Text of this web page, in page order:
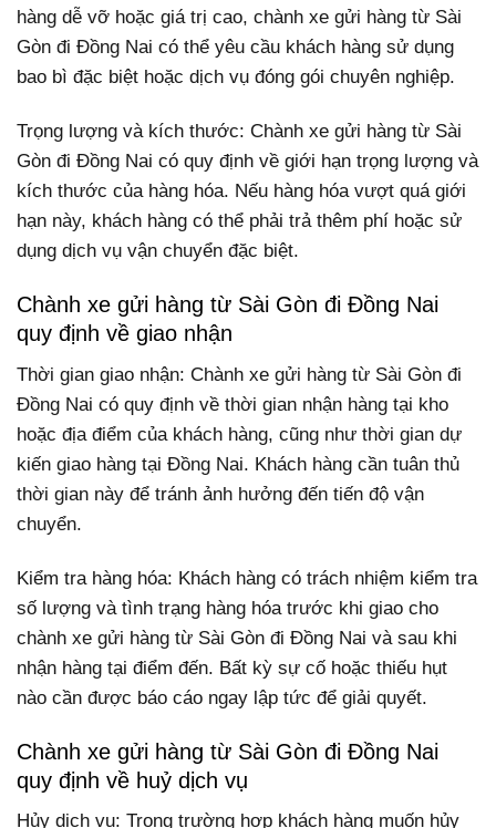
hàng dễ vỡ hoặc giá trị cao, chành xe gửi hàng từ Sài
Gòn đi Đồng Nai có thể yêu cầu khách hàng sử dụng
bao bì đặc biệt hoặc dịch vụ đóng gói chuyên nghiệp.
Trọng lượng và kích thước: Chành xe gửi hàng từ Sài
Gòn đi Đồng Nai có quy định về giới hạn trọng lượng và
kích thước của hàng hóa. Nếu hàng hóa vượt quá giới
hạn này, khách hàng có thể phải trả thêm phí hoặc sử
dụng dịch vụ vận chuyển đặc biệt.
Chành xe gửi hàng từ Sài Gòn đi Đồng Nai
quy định về giao nhận
Thời gian giao nhận: Chành xe gửi hàng từ Sài Gòn đi
Đồng Nai có quy định về thời gian nhận hàng tại kho
hoặc địa điểm của khách hàng, cũng như thời gian dự
kiến giao hàng tại Đồng Nai. Khách hàng cần tuân thủ
thời gian này để tránh ảnh hưởng đến tiến độ vận
chuyển.
Kiểm tra hàng hóa: Khách hàng có trách nhiệm kiểm tra
số lượng và tình trạng hàng hóa trước khi giao cho
chành xe gửi hàng từ Sài Gòn đi Đồng Nai và sau khi
nhận hàng tại điểm đến. Bất kỳ sự cố hoặc thiếu hụt
nào cần được báo cáo ngay lập tức để giải quyết.
Chành xe gửi hàng từ Sài Gòn đi Đồng Nai
quy định về huỷ dịch vụ
Hủy dịch vụ: Trong trường hợp khách hàng muốn hủy